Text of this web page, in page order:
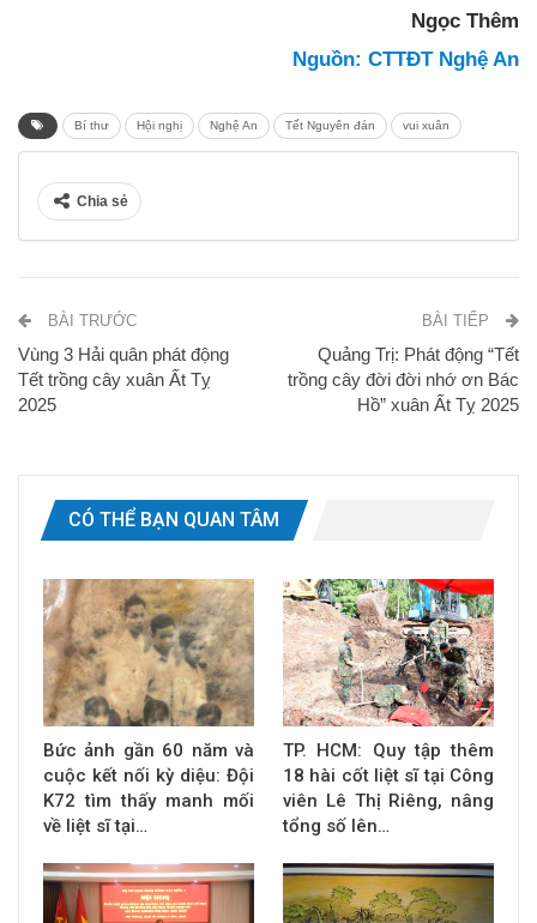
Ngọc Thêm
Nguồn: CTTĐT Nghệ An
Bí thư Hội nghị Nghệ An Tết Nguyên đán vui xuân
Chia sẻ
BÀI TRƯỚC
Vùng 3 Hải quân phát động
Tết trồng cây xuân Ất Tỵ
2025
BÀI TIẾP
Quảng Trị: Phát động “Tết
trồng cây đời đời nhớ ơn Bác
Hồ” xuân Ất Tỵ 2025
CÓ THỂ BẠN QUAN TÂM
Bức ảnh gần 60 năm và
cuộc kết nối kỳ diệu: Đội
K72 tìm thấy manh mối
về liệt sĩ tại…
TP. HCM: Quy tập thêm
18 hài cốt liệt sĩ tại Công
viên Lê Thị Riêng, nâng
tổng số lên…